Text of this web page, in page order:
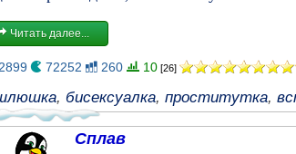
Читать далее...
72252 260 10 [26]
, бисексуалка, проститутка,
Сплав